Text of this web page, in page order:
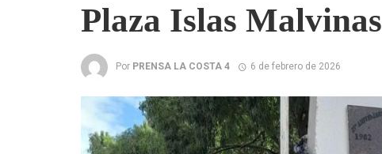
Plaza Islas Malvinas
Por PRENSA LA COSTA 4 6 de febrero de 2026